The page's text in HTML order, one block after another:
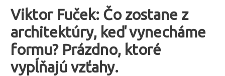
Viktor Fuček: Čo zostane z
architektúry, keď vynecháme
formu? Prázdno, ktoré
vypĺňajú vzťahy.